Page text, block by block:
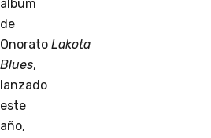
álbum
de
Onorato Lakota
Blues,
lanzado
este
año,